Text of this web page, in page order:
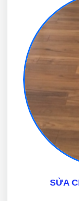
SỬA